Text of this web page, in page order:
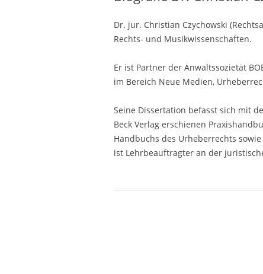
Dr. jur. Christian Czychowski
Rechts- und Musikwissenschaften.
Er ist Partner der Anwaltssozietät
im Bereich Neue Medien,
Seine Dissertation befasst sich mit
Beck Verlag erschienen
Handbuchs des Urheberrechts
ist Lehrbeauftragter an der